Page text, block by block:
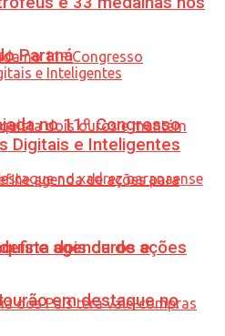
Paraná
dois ouros e
em destaque no
no 11º Congresso
Digitais e Inteligentes
agenda de ações